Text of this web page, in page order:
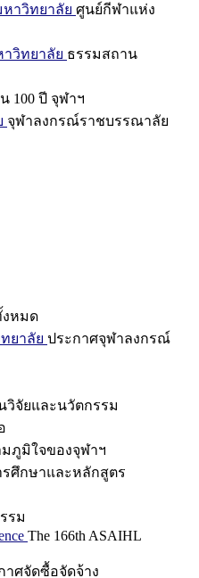
าวิทยาลัย ศูนย์กีฬาแห่ง
วิทยาลัย ธรรมสถาน
100 ปี จุฬาฯ
จุฬาลงกรณ์ราชบรรณาลัย
งหมด
ยาลัย ประกาศจุฬาลงกรณ์
วิจัยและนวัตกรรม
ภูมิใจของจุฬาฯ
รศึกษาและหลักสูตร
รม
The 166th ASAIHL
าศจัดซื้อจัดจ้าง